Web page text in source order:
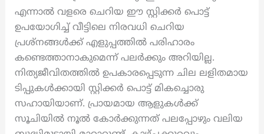
എന്നാൽ വളരെ ചെറിയ ഈ സ്റ്റിക്കർ പൊട്ട്
ഉപയോഗിച്ച് വീട്ടിലെ നിരവധി ചെറിയ
പ്രശ്നങ്ങൾക്ക് എളുപ്പത്തിൽ പരിഹാരം
കണ്ടെത്താനാകുമെന്ന് പലർക്കും അറിയില്ല.
നിത്യജീവിതത്തിൽ ഉപകാരപ്പെടുന്ന ചില ലളിതമായ
ടിപ്പുകൾക്കായി സ്റ്റിക്കർ പൊട്ട് മികച്ചൊരു
സഹായിയാണ്. പ്രായമായ ആളുകൾക്ക്
സൂചിയിൽ നൂൽ കോർക്കുന്നത് പലപ്പോഴും വലിയ